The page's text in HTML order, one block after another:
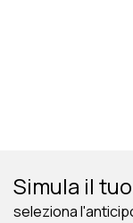
Simula il
seleziona